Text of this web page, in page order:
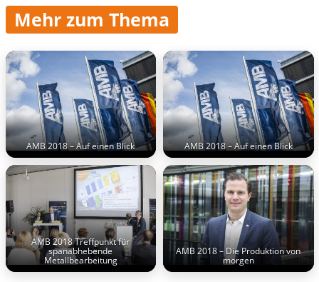
Mehr zum Thema
AMB 2018 – Auf einen Blick AMB 2018 – Auf einen Blick
AMB 2018 Treffpunkt für
spanabhebende
Metallbearbeitung
AMB 2018 – Die Produktion von
morgen